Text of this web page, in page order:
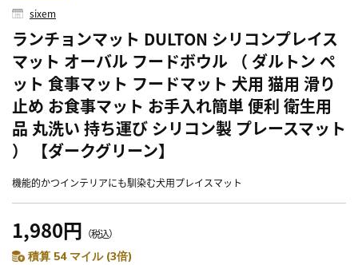
sixem
ランチョンマット DULTON シリコンプレイス
マット オーバル フードボウル （ ダルトン ペ
ット 食事マット フードマット 犬用 猫用 滑り
止め お食事マット お手入れ簡単 便利 衛生用
品 丸洗い 持ち運び シリコン製 プレースマット
） 【ダークグリーン】
機能的かつインテリアにも馴染む犬用プレイスマット
1,980円 （税込）
積算 54 マイル (3倍)